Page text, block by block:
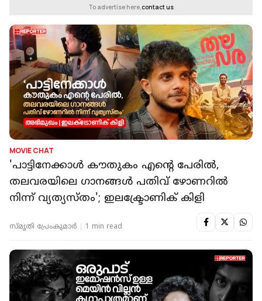
To advertise here, contact us
MOVIE CHAT
'പാട്ടിനേക്കാൾ കൗതുകം എന്റെ പേരിൽ,
തലവരയിലെ ഗാനങ്ങൾ പതിവ് ഴോണറിൽ
നിന്ന് വ്യത്യസ്തം'; ഇലക്ട്രോണിക് കിളി
സ്മൃതി പ്രേംകുമാര്‍ 1 min read